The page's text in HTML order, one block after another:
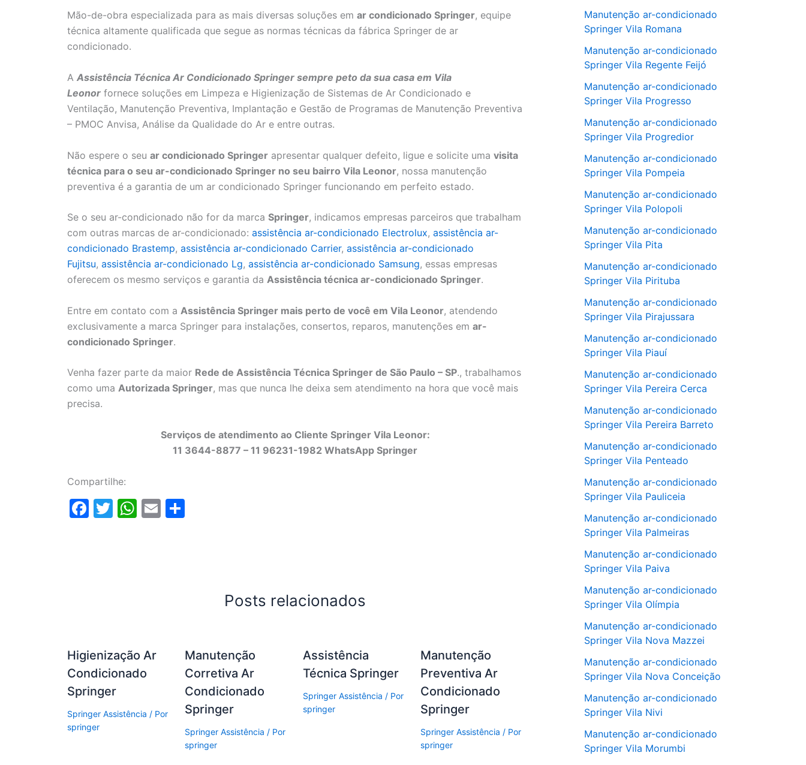
Mão-de-obra especializada para as mais diversas soluções em ar condicionado Springer, equipe
técnica altamente qualificada que segue as normas técnicas da fábrica Springer de ar
condicionado.
A Assistência Técnica Ar Condicionado Springer sempre peto da sua casa em Vila
Leonor fornece soluções em Limpeza e Higienização de Sistemas de Ar Condicionado e
Ventilação, Manutenção Preventiva, Implantação e Gestão de Programas de Manutenção Preventiva
– PMOC Anvisa, Análise da Qualidade do Ar e entre outras.
Não espere o seu ar condicionado Springer apresentar qualquer defeito, ligue e solicite uma visita
técnica para o seu ar-condicionado Springer no seu bairro Vila Leonor, nossa manutenção
preventiva é a garantia de um ar condicionado Springer funcionando em perfeito estado.
Se o seu ar-condicionado não for da marca Springer, indicamos empresas parceiros que trabalham
com outras marcas de ar-condicionado: assistência ar-condicionado Electrolux, assistência ar-
condicionado Brastemp, assistência ar-condicionado Carrier, assistência ar-condicionado
Fujitsu, assistência ar-condicionado Lg, assistência ar-condicionado Samsung, essas empresas
oferecem os mesmo serviços e garantia da Assistência técnica ar-condicionado Springer.
Entre em contato com a Assistência Springer mais perto de você em Vila Leonor, atendendo
exclusivamente a marca Springer para instalações, consertos, reparos, manutenções em ar-
condicionado Springer.
Venha fazer parte da maior Rede de Assistência Técnica Springer de São Paulo – SP., trabalhamos
como uma Autorizada Springer, mas que nunca lhe deixa sem atendimento na hora que você mais
precisa.
Serviços de atendimento ao Cliente Springer Vila Leonor:
11 3644-8877 – 11 96231-1982 WhatsApp Springer
Compartilhe:
F
T
W E
Posts relacionados
Higienização Ar
Condicionado
Springer
Springer Assistência / Por
springer
Manutenção
Corretiva Ar
Condicionado
Springer
Springer Assistência / Por
springer
Assistência
Técnica Springer
Springer Assistência / Por
springer
Manutenção
Preventiva Ar
Condicionado
Springer
Springer Assistência / Por
springer
Manutenção ar-condicionado
Springer Vila Romana
Manutenção ar-condicionado
Springer Vila Regente Feijó
Manutenção ar-condicionado
Springer Vila Progresso
Manutenção ar-condicionado
Springer Vila Progredior
Manutenção ar-condicionado
Springer Vila Pompeia
Manutenção ar-condicionado
Springer Vila Polopoli
Manutenção ar-condicionado
Springer Vila Pita
Manutenção ar-condicionado
Springer Vila Pirituba
Manutenção ar-condicionado
Springer Vila Pirajussara
Manutenção ar-condicionado
Springer Vila Piauí
Manutenção ar-condicionado
Springer Vila Pereira Cerca
Manutenção ar-condicionado
Springer Vila Pereira Barreto
Manutenção ar-condicionado
Springer Vila Penteado
Manutenção ar-condicionado
Springer Vila Pauliceia
Manutenção ar-condicionado
Springer Vila Palmeiras
Manutenção ar-condicionado
Springer Vila Paiva
Manutenção ar-condicionado
Springer Vila Olímpia
Manutenção ar-condicionado
Springer Vila Nova Mazzei
Manutenção ar-condicionado
Springer Vila Nova Conceição
Manutenção ar-condicionado
Springer Vila Nivi
Manutenção ar-condicionado
Springer Vila Morumbi